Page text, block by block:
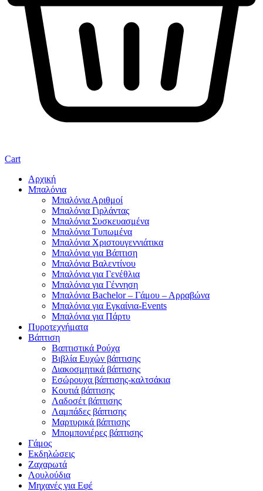
Cart
Αρχική
Μπαλόνια
Μπαλόνια Αριθμοί
Μπαλόνια Γιρλάντας
Μπαλόνια Συσκευασμένα
Μπαλόνια Τυπωμένα
Μπαλόνια Χριστουγεννιάτικα
Μπαλόνια για Βάπτιση
Μπαλόνια Βαλεντίνου
Μπαλόνια για Γενέθλια
Μπαλόνια για Γέννηση
Μπαλόνια Bachelor – Γάμου – Αρραβώνα
Μπαλόνια για Εγκαίνια-Events
Μπαλόνια για Πάρτυ
Πυροτεχνήματα
Βάπτιση
Βαπτιστικά Ρούχα
Βιβλία Ευχών βάπτισης
Διακοσμητικά βάπτισης
Εσώρουχα βάπτισης-καλτσάκια
Κουτιά βάπτισης
Λαδοσέτ βάπτισης
Λαμπάδες βάπτισης
Μαρτυρικά βάπτισης
Μπομπονιέρες βάπτισης
Γάμος
Εκδηλώσεις
Ζαχαρωτά
Λουλούδια
Μηχανές για Εφέ